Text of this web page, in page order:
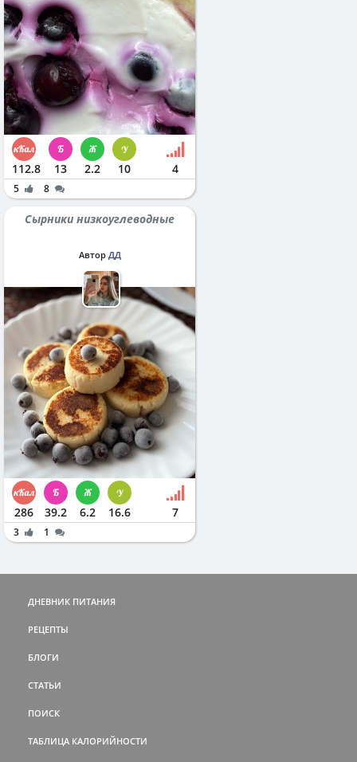
112.8 13 2.2 10 4
5 8
Сырники низкоуглеводные
Автор ДД
286 39.2 6.2 16.6 7
3 1
ДНЕВНИК ПИТАНИЯ
РЕЦЕПТЫ
БЛОГИ
СТАТЬИ
ПОИСК
ТАБЛИЦА КАЛОРИЙНОСТИ